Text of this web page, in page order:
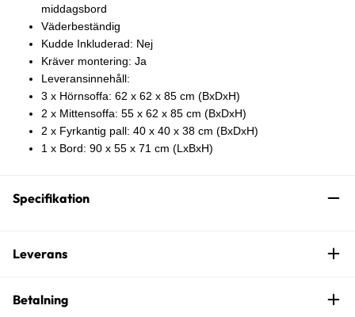
middagsbord
Väderbeständig
Kudde Inkluderad: Nej
Kräver montering: Ja
Leveransinnehåll:
3 x Hörnsoffa: 62 x 62 x 85 cm (BxDxH)
2 x Mittensoffa: 55 x 62 x 85 cm (BxDxH)
2 x Fyrkantig pall: 40 x 40 x 38 cm (BxDxH)
1 x Bord: 90 x 55 x 71 cm (LxBxH)
Specifikation
Leverans
Betalning